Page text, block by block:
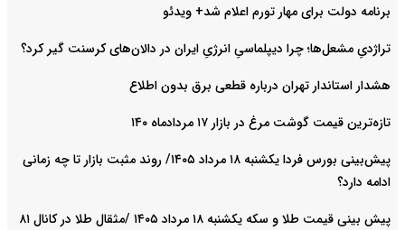
برنامه دولت برای مهار تورم اعلام شد+ ویدئو
تراژدیِ مشعل‌ها؛ چرا دیپلماسیِ انرژیِ ایران در دالان‌های کرسنت گیر کرد؟
هشدار استاندار تهران درباره قطعی برق بدون اطلاع
تازه‌ترین قیمت گوشت مرغ در بازار ۱۷ مردادماه ۱۴۰
پیش‌بینی بورس فردا یکشنبه ۱۸ مرداد ۱۴۰۵/ روند مثبت بازار تا چه زمانی
ادامه دارد؟
پیش‌ بینی قیمت طلا و سکه یکشنبه ۱۸ مرداد ۱۴۰۵ /مثقال طلا در کانال ۸۱